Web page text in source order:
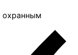
охранным